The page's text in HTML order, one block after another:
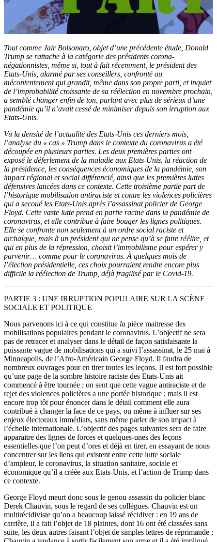
Tout comme Jair Bolsonaro, objet d’une précédente étude, Donald
Trump se rattache à la catégorie des présidents corona-
négationnistes, même si, tout à fait récemment, le président des
Etats-Unis, alarmé par ses conseillers, confronté au
mécontentement qui grandit, même dans son propre parti, et inquiet
de l’improbabilité croissante de sa réélection en novembre prochain,
a semblé changer enfin de ton, parlant avec plus de sérieux d’une
pandémie qu’il n’avait cessé de minimiser depuis son irruption aux
Etats-Unis.
Vu la densité de l’actualité des Etats-Unis ces derniers mois,
l’analyse du « cas » Trump dans le contexte du coronavirus a été
découpée en plusieurs parties. Les deux premières parties ont
exposé le déferlement de la maladie aux Etats-Unis, la réaction de
la présidence, les conséquences économiques de la pandémie, son
impact régional et social différencié, ainsi que les premières luttes
défensives lancées dans ce contexte. Cette troisième partie part de
l’historique mobilisation antiraciste et contre les violences policières
qui a secoué les Etats-Unis après l’assassinat policier de George
Floyd. Cette vaste lutte prend en partie racine dans la pandémie de
coronavirus, et elle contribue à faire bouger les lignes politiques.
Elle se confronte non seulement à un ordre social raciste et
archaïque, mais à un président qui ne pense qu’à se faire réélire, et
qui en plus de la répression, choisit l’immobilisme pour espérer y
parvenir… comme pour le coronavirus. À quelques mois de
l’élection présidentielle, ces choix pourraient rendre encore plus
difficile la réélection de Trump, déjà fragilisé par le Covid-19.
PARTIE 3 : UNE IRRUPTION POPULAIRE SUR LA SCÈNE
SOCIALE ET POLITIQUE
Nous parvenons ici à ce qui constitue la pièce maitresse des
mobilisations populaires pendant le coronavirus. L’objectif ne sera
pas de retracer et analyser dans le détail de façon satisfaisante la
puissante vague de mobilisations qui a suivi l’assassinat, le 25 mai à
Minneapolis, de l’Afro-Américain George Floyd. Il faudra de
nombreux ouvrages pour en tirer toutes les leçons. Il est fort possible
qu’une page de la sombre histoire raciste des Etats-Unis ait
commencé à être tournée ; on sent que cette vague antiraciste et de
rejet des violences policières a une portée historique ; mais il est
encore trop tôt pour énoncer dans le détail comment elle aura
contribué à changer la face de ce pays, ou même à influer sur ses
enjeux électoraux immédiats, sans même parler de son impact à
l’échelle internationale. L’objectif des pages suivantes sera de faire
apparaitre des lignes de forces et quelques-unes des leçons
essentielles que l’on peut d’ores et déjà en tirer, en essayant de nous
concentrer sur les liens qui existent entre cette lutte sociale
d’ampleur, le coronavirus, la situation sanitaire, sociale et
économique qu’il a créée aux Etats-Unis, et l’action de Trump dans
ce contexte.
George Floyd meurt donc sous le genou assassin du policier blanc
Derek Chauvin, sous le regard de ses collègues. Chauvin est un
multirécidiviste qu’on a beaucoup laissé récidiver : en 19 ans de
carrière, il a fait l’objet de 18 plaintes, dont 16 ont été classées sans
suite, les deux autres faisant l’objet de simples lettres de réprimande ;